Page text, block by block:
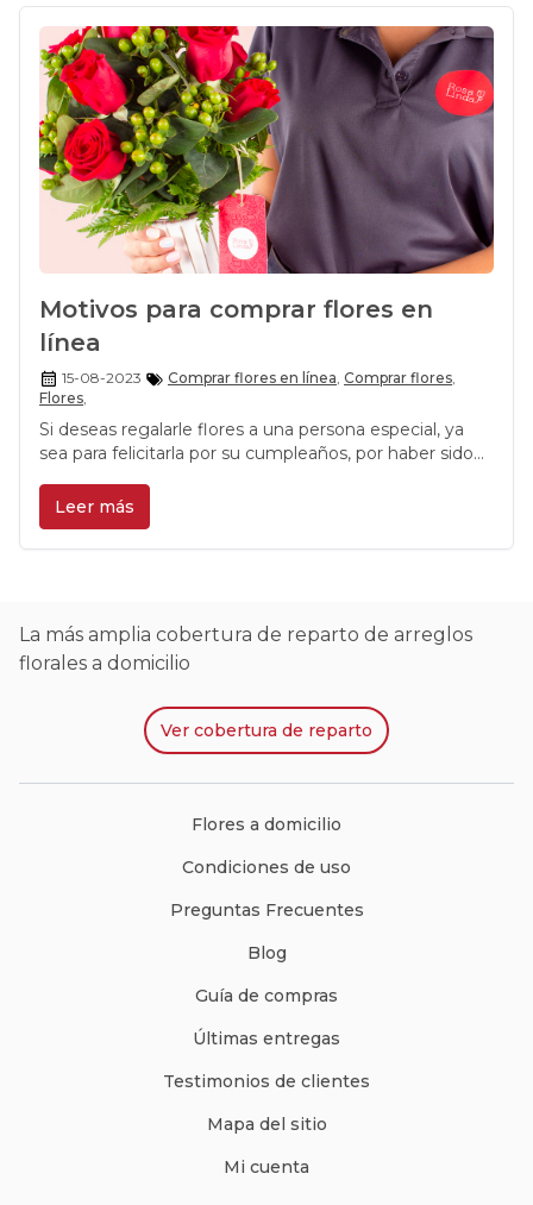
Motivos para comprar flores en
línea
15-08-2023 Comprar flores en línea Comprar flores
Flores
Si deseas regalarle flores a una persona especial, ya
sea para felicitarla por su cumpleaños, por haber sido
comprar flores en línea puede ser la mejor opción y
aquí te dejamos los motivos para que te convenzas
del todo.
Leer más
La más amplia cobertura de reparto de arreglos
florales a domicilio
Ver cobertura de reparto
Flores a domicilio
Condiciones de uso
Preguntas Frecuentes
Blog
Guía de compras
Últimas entregas
Testimonios de clientes
Mapa del sitio
Mi cuenta